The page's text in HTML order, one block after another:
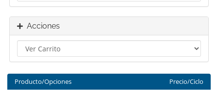
Acciones
Producto/Opciones Precio/Ciclo